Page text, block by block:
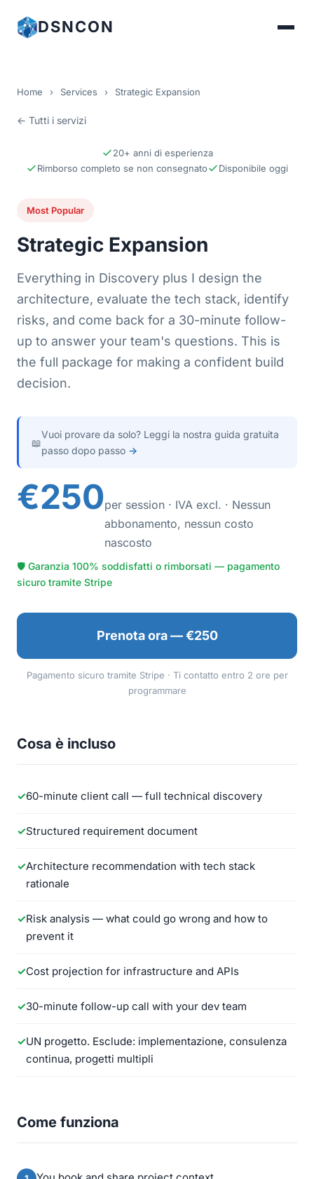
DSNCON
Home › Services › Strategic Expansion
← Tutti i servizi
20+ anni di esperienza
Rimborso completo se non consegnato
Disponibile oggi
Most Popular
Strategic Expansion
Everything in Discovery plus I design the
architecture, evaluate the tech stack, identify
risks, and come back for a 30-minute follow-
up to answer your team's questions. This is
the full package for making a confident build
decision.
📖
Vuoi provare da solo? Leggi la nostra guida gratuita
passo dopo passo →
€250per session · IVA excl. · Nessun
abbonamento, nessun costo
nascosto
🛡 Garanzia 100% soddisfatti o rimborsati — pagamento
sicuro tramite Stripe
Prenota ora — €250
Pagamento sicuro tramite Stripe · Ti contatto entro 2 ore per
programmare
Cosa è incluso
60-minute client call — full technical discovery
Structured requirement document
Architecture recommendation with tech stack
rationale
Risk analysis — what could go wrong and how to
prevent it
Cost projection for infrastructure and APIs
30-minute follow-up call with your dev team
UN progetto. Esclude: implementazione, consulenza
continua, progetti multipli
Come funziona